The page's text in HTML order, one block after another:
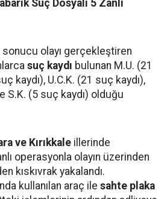
Suç Dosyalı 5 Zanlı
olayı gerçekleştiren
suç kaydı bulunan M.U. (21
kaydı), U.C.K. (21 suç kaydı),
S.K. (5 suç kaydı) olduğu
ve Kırıkkale illerinde
operasyonla olayın üzerinden
kıskıvrak yakalandı.
kullanılan araç ile sahte plaka